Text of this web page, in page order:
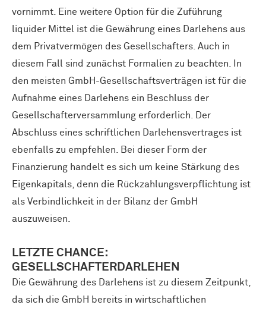
vornimmt. Eine weitere Option für die Zuführung
liquider Mittel ist die Gewährung eines Darlehens aus
dem Privatvermögen des Gesellschafters. Auch in
diesem Fall sind zunächst Formalien zu beachten. In
den meisten GmbH-Gesellschaftsverträgen ist für die
Aufnahme eines Darlehens ein Beschluss der
Gesellschafterversammlung erforderlich. Der
Abschluss eines schriftlichen Darlehensvertrages ist
ebenfalls zu empfehlen. Bei dieser Form der
Finanzierung handelt es sich um keine Stärkung des
Eigenkapitals, denn die Rückzahlungsverpflichtung ist
als Verbindlichkeit in der Bilanz der GmbH
auszuweisen.
LETZTE CHANCE:
GESELLSCHAFTERDARLEHEN
Die Gewährung des Darlehens ist zu diesem Zeitpunkt,
da sich die GmbH bereits in wirtschaftlichen